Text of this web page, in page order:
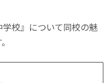
校』について同校の魅